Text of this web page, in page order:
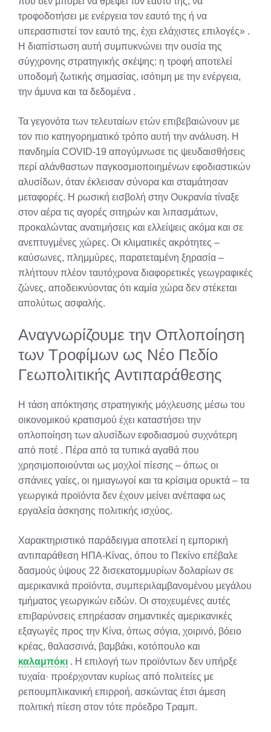
τροφοδοτήσει με ενέργεια τον εαυτό της ή να
υπερασπιστεί τον εαυτό της, έχει ελάχιστες επιλογές» .
Η διαπίστωση αυτή συμπυκνώνει την ουσία της
σύγχρονης στρατηγικής σκέψης: η τροφή αποτελεί
υποδομή ζωτικής σημασίας, ισότιμη με την ενέργεια,
την άμυνα και τα δεδομένα .
Τα γεγονότα των τελευταίων ετών επιβεβαιώνουν με
τον πιο κατηγορηματικό τρόπο αυτή την ανάλυση. Η
πανδημία COVID-19 απογύμνωσε τις ψευδαισθήσεις
περί αλάνθαστων παγκοσμιοποιημένων εφοδιαστικών
αλυσίδων, όταν έκλεισαν σύνορα και σταμάτησαν
μεταφορές. Η ρωσική εισβολή στην Ουκρανία τίναξε
στον αέρα τις αγορές σιτηρών και λιπασμάτων,
προκαλώντας ανατιμήσεις και ελλείψεις ακόμα και σε
ανεπτυγμένες χώρες. Οι κλιματικές ακρότητες –
καύσωνες, πλημμύρες, παρατεταμένη ξηρασία –
πλήττουν πλέον ταυτόχρονα διαφορετικές γεωγραφικές
ζώνες, αποδεικνύοντας ότι καμία χώρα δεν στέκεται
απολύτως ασφαλής.
Αναγνωρίζουμε την Οπλοποίηση
των Τροφίμων ως Νέο Πεδίο
Γεωπολιτικής Αντιπαράθεσης
Η τάση απόκτησης στρατηγικής μόχλευσης μέσω του
οικονομικού κρατισμού έχει καταστήσει την
οπλοποίηση των αλυσίδων εφοδιασμού συχνότερη
από ποτέ . Πέρα από τα τυπικά αγαθά που
χρησιμοποιούνται ως μοχλοί πίεσης – όπως οι
σπάνιες γαίες, οι ημιαγωγοί και τα κρίσιμα ορυκτά – τα
γεωργικά προϊόντα δεν έχουν μείνει ανέπαφα ως
εργαλεία άσκησης πολιτικής ισχύος.
Χαρακτηριστικό παράδειγμα αποτελεί η εμπορική
αντιπαράθεση ΗΠΑ-Κίνας, όπου το Πεκίνο επέβαλε
δασμούς ύψους 22 δισεκατομμυρίων δολαρίων σε
αμερικανικά προϊόντα, συμπεριλαμβανομένου μεγάλου
τμήματος γεωργικών ειδών. Οι στοχευμένες αυτές
επιβαρύνσεις επηρέασαν σημαντικές αμερικανικές
εξαγωγές προς την Κίνα, όπως σόγια, χοιρινό, βόειο
κρέας, θαλασσινά, βαμβάκι, κοτόπουλο και
καλαμπόκι . Η επιλογή των προϊόντων δεν υπήρξε
τυχαία· προέρχονταν κυρίως από πολιτείες με
ρεπουμπλικανική επιρροή, ασκώντας έτσι άμεση
πολιτική πίεση στον τότε πρόεδρο Τραμπ.